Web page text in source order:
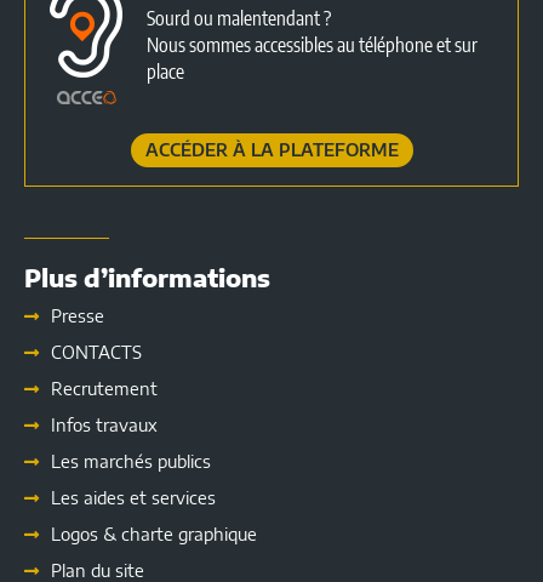
Sourd ou malentendant ?
Nous sommes accessibles au téléphone et sur
place
ACCÉDER À LA PLATEFORME
Plus d’informations
Presse
CONTACTS
Recrutement
Infos travaux
Les marchés publics
Les aides et services
Logos & charte graphique
Plan du site